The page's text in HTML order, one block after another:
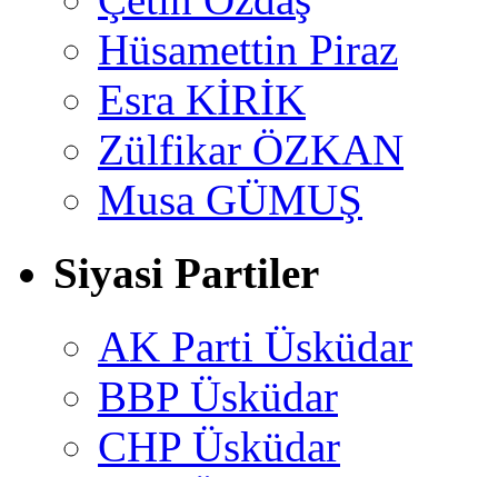
Hüsamettin Piraz
Esra KİRİK
Zülfikar ÖZKAN
Musa GÜMUŞ
Siyasi Partiler
AK Parti Üsküdar
BBP Üsküdar
CHP Üsküdar